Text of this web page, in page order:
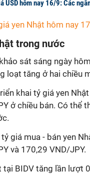
USD hôm nay 16/9: Các
yen Nhật hôm nay
trong nước
sát sáng ngày
loạt tăng ở hai chiều
khai tỷ giá yen
ở chiều bán. Có thể
giá mua - bán yen
và 170,29 VND/JPY.
tại BIDV tăng lần lượt